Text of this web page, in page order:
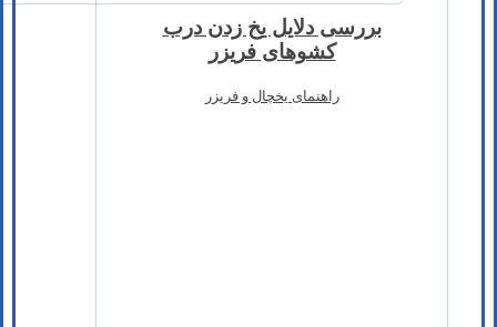
بررسی دلایل یخ زدن درب
کشوهای فریزر
راهنمای یخچال و فریزر